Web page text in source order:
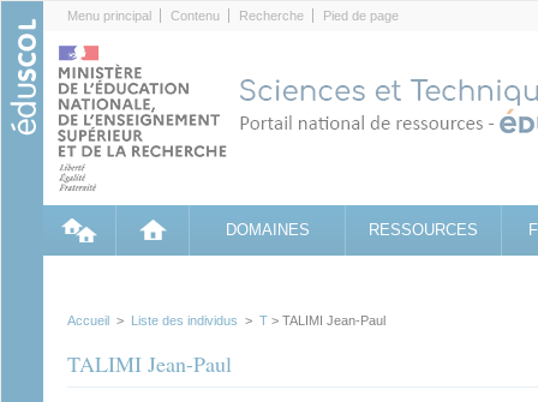
Menu principal Contenu Recherche Pied de page
DOMAINES RESSOURCES
Accueil > Liste des individus > T > TALIMI Jean-Paul
TALIMI Jean-Paul